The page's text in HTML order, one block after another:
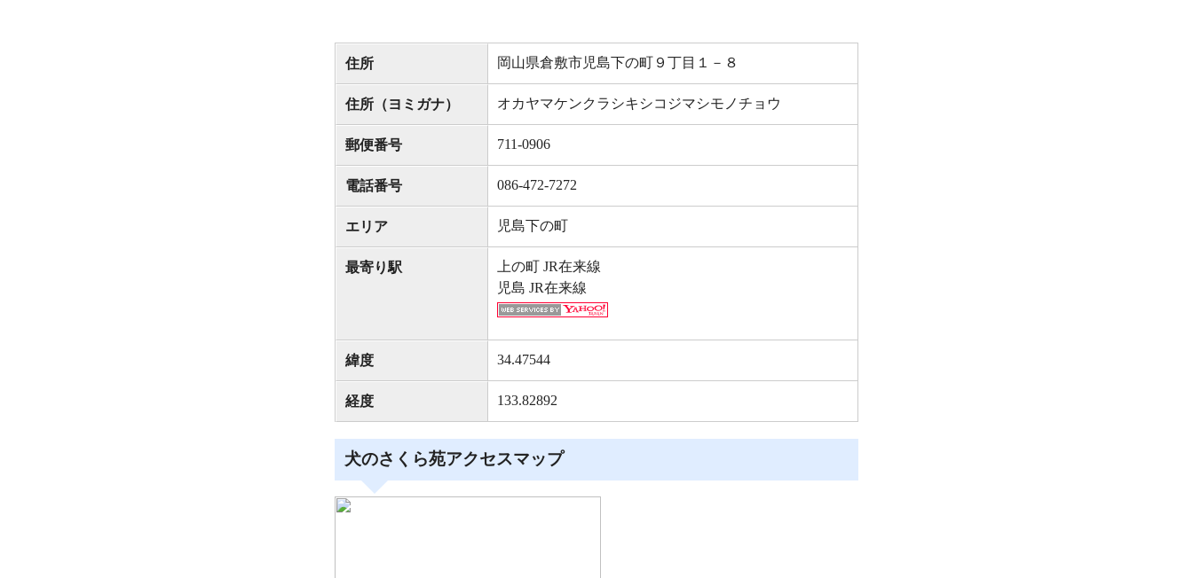
住所 岡山県倉敷市児島下の町９丁目１－８
住所（ヨミガナ） オカヤマケンクラシキシコジマシモノチョウ
郵便番号 711-0906
電話番号 086-472-7272
エリア 児島下の町
最寄り駅
上の町 JR在来線
児島 JR在来線
緯度 34.47544
経度 133.82892
犬のさくら苑アクセスマップ